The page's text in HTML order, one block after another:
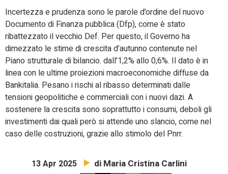
Incertezza e prudenza sono le parole d’ordine del nuovo
Documento di Finanza pubblica (Dfp), come è stato
ribattezzato il vecchio Def. Per questo, il Governo ha
dimezzato le stime di crescita d’autunno contenute nel
Piano strutturale di bilancio. dall’1,2% allo 0,6%. Il dato è in
linea con le ultime proiezioni macroeconomiche diffuse da
Bankitalia. Pesano i rischi al ribasso determinati dalle
tensioni geopolitiche e commerciali con i nuovi dazi. A
sostenere la crescita sono soprattutto i consumi, deboli gli
investimenti dai quali però si attende uno slancio, come nel
caso delle costruzioni, grazie allo stimolo del Pnrr.
13 Apr 2025 di Maria Cristina Carlini